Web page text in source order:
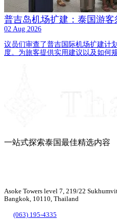
普吉岛机场扩建：泰国游客
02 Aug 2026
议员们审查了普吉国际机场扩建计
度。为旅客提供实用建议以及如何规
一站式探索泰国最佳精选内容
Asoke Towers level 7, 219/22
Bangkok, 10110, Thailand
(063) 195-4335